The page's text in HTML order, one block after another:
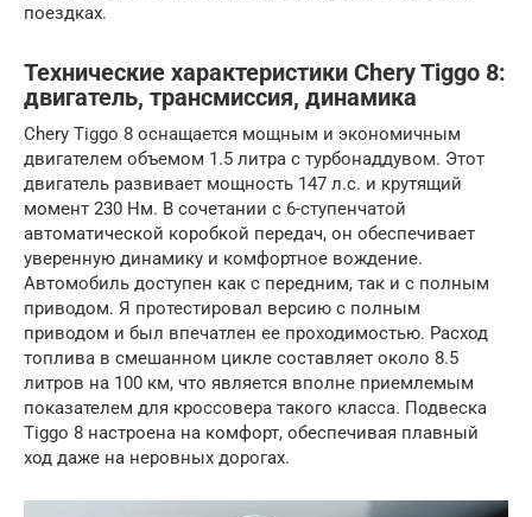
поездках.
Технические характеристики Chery Tiggo 8:
двигатель, трансмиссия, динамика
Chery Tiggo 8 оснащается мощным и экономичным
двигателем объемом 1.5 литра с турбонаддувом. Этот
двигатель развивает мощность 147 л.с. и крутящий
момент 230 Нм. В сочетании с 6-ступенчатой
автоматической коробкой передач, он обеспечивает
уверенную динамику и комфортное вождение.
Автомобиль доступен как с передним, так и с полным
приводом. Я протестировал версию с полным
приводом и был впечатлен ее проходимостью. Расход
топлива в смешанном цикле составляет около 8.5
литров на 100 км, что является вполне приемлемым
показателем для кроссовера такого класса. Подвеска
Tiggo 8 настроена на комфорт, обеспечивая плавный
ход даже на неровных дорогах.